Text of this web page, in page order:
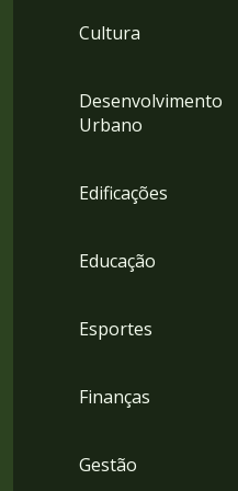
Cultura
Desenvolvimento
Urbano
Edificações
Educação
Esportes
Finanças
Gestão